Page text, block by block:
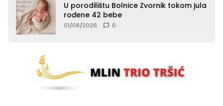
U porodilištu Bolnice Zvornik tokom jula
rođene 42 bebe
01/08/2026 0